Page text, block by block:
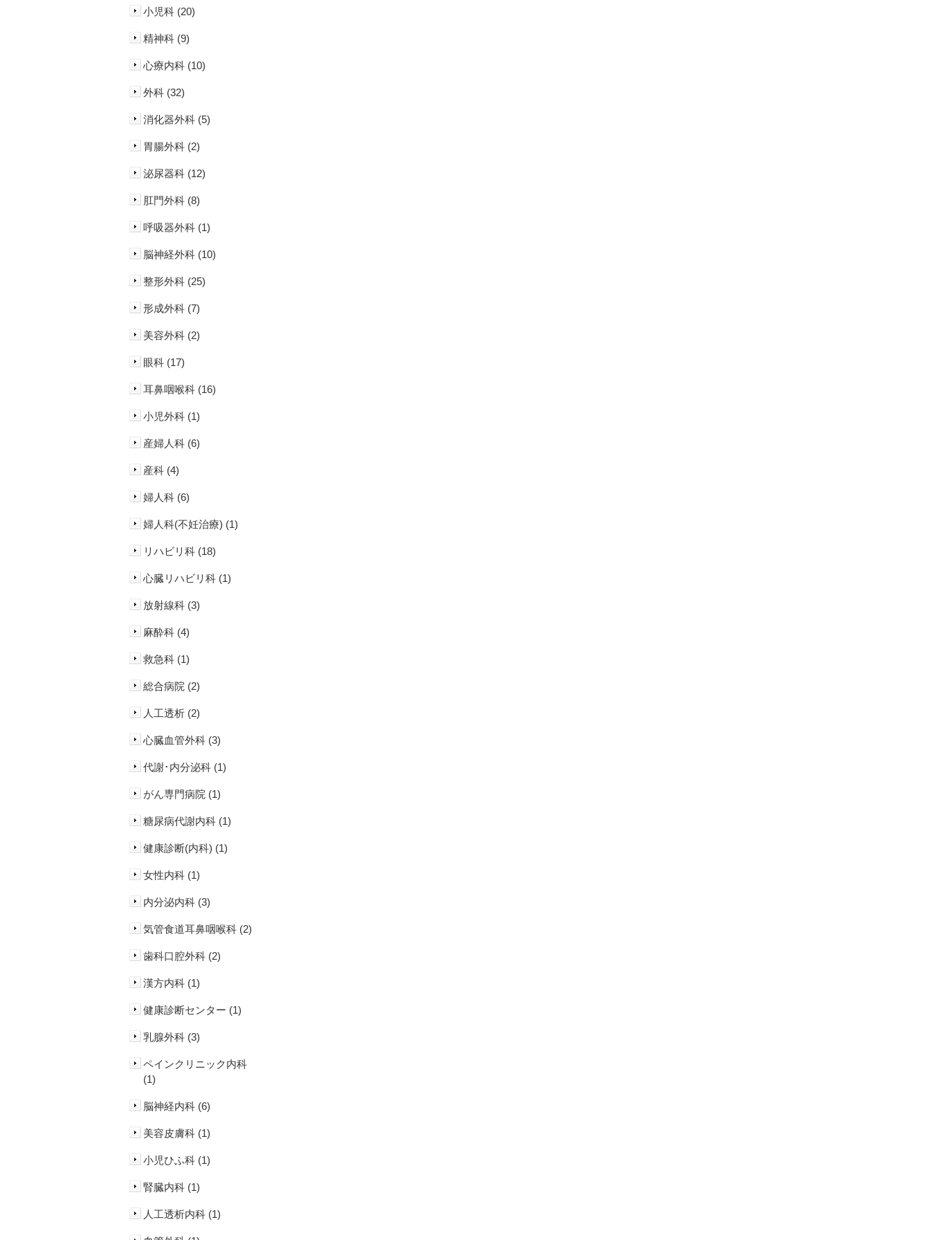
小児科 (20)
精神科 (9)
心療内科 (10)
外科 (32)
消化器外科 (5)
胃腸外科 (2)
泌尿器科 (12)
肛門外科 (8)
呼吸器外科 (1)
脳神経外科 (10)
整形外科 (25)
形成外科 (7)
美容外科 (2)
眼科 (17)
耳鼻咽喉科 (16)
小児外科 (1)
産婦人科 (6)
産科 (4)
婦人科 (6)
婦人科(不妊治療) (1)
リハビリ科 (18)
心臓リハビリ科 (1)
放射線科 (3)
麻酔科 (4)
救急科 (1)
総合病院 (2)
人工透析 (2)
心臓血管外科 (3)
代謝･内分泌科 (1)
がん専門病院 (1)
糖尿病代謝内科 (1)
健康診断(内科) (1)
女性内科 (1)
内分泌内科 (3)
気管食道耳鼻咽喉科 (2)
歯科口腔外科 (2)
漢方内科 (1)
健康診断センター (1)
乳腺外科 (3)
ペインクリニック内科
(1)
脳神経内科 (6)
美容皮膚科 (1)
小児ひふ科 (1)
腎臓内科 (1)
人工透析内科 (1)